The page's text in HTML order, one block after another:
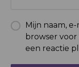
Mijn naam,
browser
een reactie